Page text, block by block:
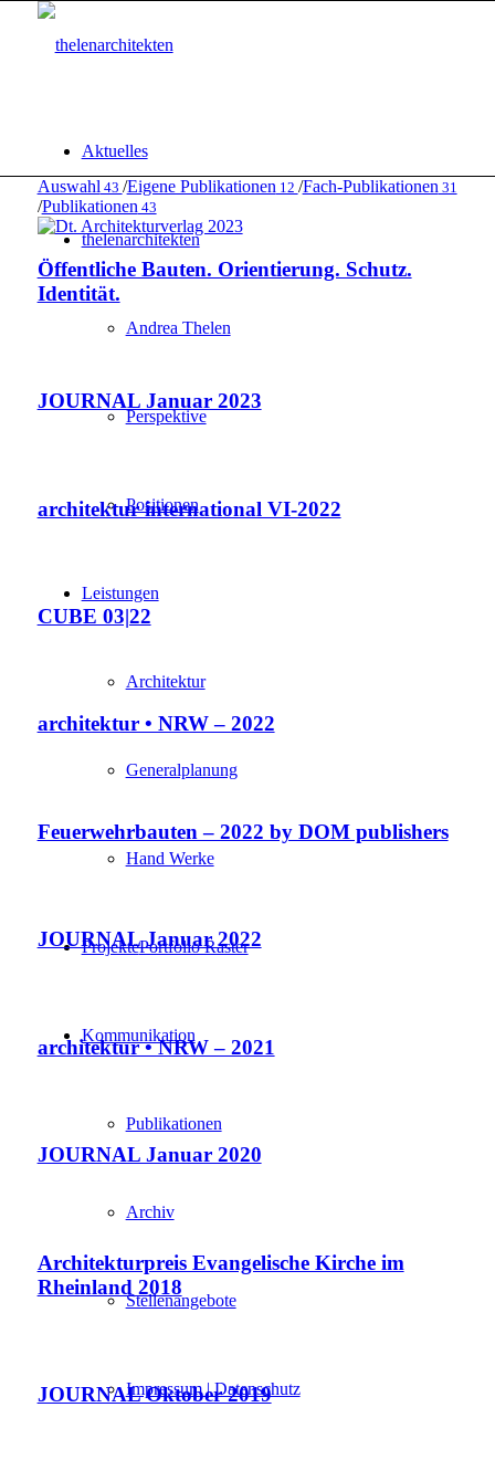
Aktuelles
thelenarchitekten
Andrea Thelen
Perspektive
Positionen
Leistungen
Architektur
Generalplanung
Hand Werke
ProjektePortfolio Raster
Kommunikation
Publikationen
Archiv
Stellenangebote
Impressum | Datenschutz
Auswahl43 /Eigene Publikationen12 /Fach-Publikationen31
/Publikationen43
Öffentliche Bauten. Orientierung. Schutz.
Identität.
JOURNAL Januar 2023
architektur international VI-2022
CUBE 03|22
architektur • NRW – 2022
Feuerwehrbauten – 2022 by DOM publishers
JOURNAL Januar 2022
architektur • NRW – 2021
JOURNAL Januar 2020
Architekturpreis Evangelische Kirche im
Rheinland 2018
JOURNAL Oktober 2019